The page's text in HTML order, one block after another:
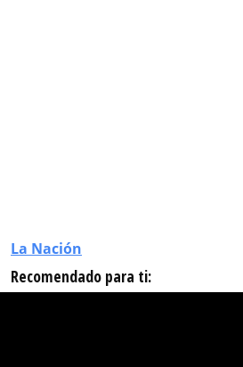
La Nación
Recomendado para ti: